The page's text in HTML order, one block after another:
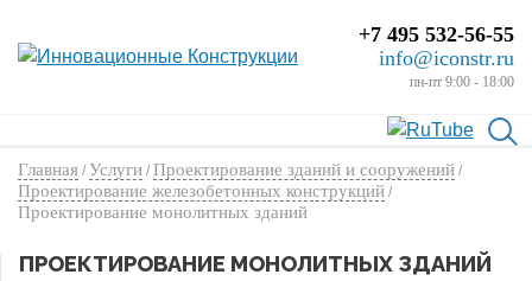
+7 495 532-56-55
info@iconstr.ru
пн-пт 9:00 - 18:00
Главная / Услуги / Проектирование зданий и сооружений /
Проектирование железобетонных конструкций /
Проектирование монолитных зданий
ПРОЕКТИРОВАНИЕ МОНОЛИТНЫХ ЗДАНИЙ